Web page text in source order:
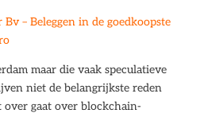
Bv – Beleggen in de goedkoopste
maar die vaak speculatieve
niet de belangrijkste reden
over gaat over blockchain-